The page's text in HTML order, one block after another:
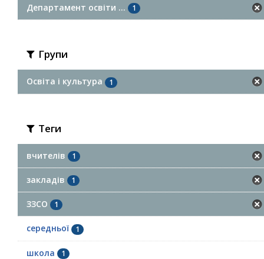
Департамент освіти ... 1
Групи
Освіта і культура 1
Теги
вчителів 1
закладів 1
ЗЗСО 1
середньої 1
школа 1